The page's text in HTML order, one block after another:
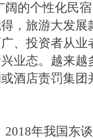
的个性化民
，旅游大发展
、投资者从业
业态。越来越
酒店责罚集团
年我国东